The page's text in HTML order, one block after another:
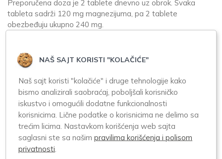
Preporučena doza je 2 tablete dnevno uz obrok. Svaka
tableta sadrži 120 mg magnezijuma, pa 2 tablete
obezbeđuju ukupno 240 mg.
Zahvaljujući bisglicinat obliku koji je blag za stomak, ovaj
preparat se obično dobro podnosi. Prekomerna upotreba
Način upotrebe:
Upotreba:
Odrasli i deca starija od 12 godina: 2 tablete dnevno uz
obrok.
Čuvanje:
NAŠ SAJT KORISTI "KOLAČIĆE"
Naš sajt koristi "kolačiće" i druge tehnologije kako
bismo analizirali saobraćaj, poboljšali korisničko
iskustvo i omogućili dodatne funkcionalnosti
korisnicima. Lične podatke o korisnicima ne delimo sa
trećim licima. Nastavkom korišćenja web sajta
saglasni ste sa našimpravilima korišćenja i polisom
privatnosti